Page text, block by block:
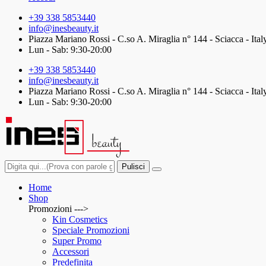
+39 338 5853440
info@inesbeauty.it
Piazza Mariano Rossi - C.so A. Miraglia n° 144 - Sciacca -
Lun - Sab: 9:30-20:00
+39 338 5853440
info@inesbeauty.it
Piazza Mariano Rossi - C.so A. Miraglia n° 144 - Sciacca -
Lun - Sab: 9:30-20:00
Pulisci
Home
Shop
Promozioni --->
Kin Cosmetics
Speciale Promozioni
Super Promo
Accessori
Predefinita